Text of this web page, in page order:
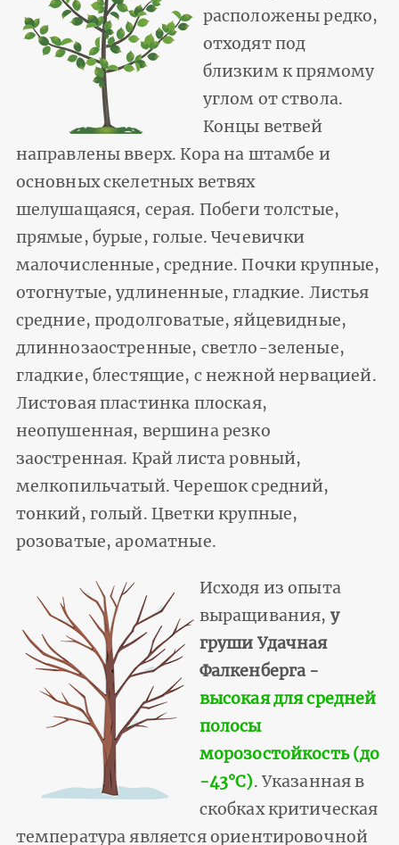
расположены редко,
отходят под
близким к прямому
углом от ствола.
Концы ветвей
направлены вверх. Кора на штамбе и
основных скелетных ветвях
шелушащаяся, серая. Побеги толстые,
прямые, бурые, голые. Чечевички
малочисленные, средние. Почки крупные,
отогнутые, удлиненные, гладкие. Листья
средние, продолговатые, яйцевидные,
длиннозаостренные, светло-зеленые,
гладкие, блестящие, с нежной нервацией.
Листовая пластинка плоская,
неопушенная, вершина резко
заостренная. Край листа ровный,
мелкопильчатый. Черешок средний,
тонкий, голый. Цветки крупные,
розоватые, ароматные.
Исходя из опыта
выращивания, у
груши Удачная
Фалкенберга -
высокая для средней
полосы
морозостойкость (до
-43°С). Указанная в
скобках критическая
температура является ориентировочной